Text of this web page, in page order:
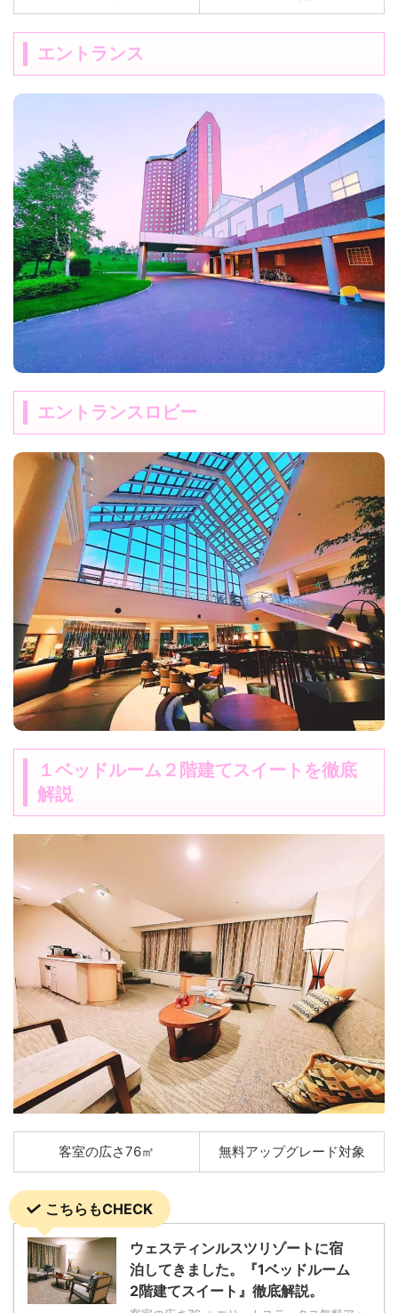
エントランス
エントランスロビー
１ベッドルーム２階建てスイートを徹底
解説
客室の広さ76㎡ 無料アップグレード対象
こちらもCHECK
ウェスティンルスツリゾートに宿
泊してきました。『1ベッドルーム
2階建てスイート』徹底解説。